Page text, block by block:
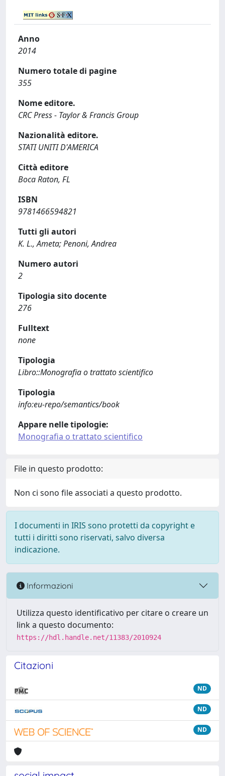
Anno
2014
Numero totale di pagine
355
Nome editore.
CRC Press - Taylor & Francis Group
Nazionalità editore.
STATI UNITI D'AMERICA
Città editore
Boca Raton, FL
ISBN
9781466594821
Tutti gli autori
K. L., Ameta; Penoni, Andrea
Numero autori
2
Tipologia sito docente
276
Fulltext
none
Tipologia
Libro::Monografia o trattato scientifico
Tipologia
info:eu-repo/semantics/book
Appare nelle tipologie:
Monografia o trattato scientifico
File in questo prodotto:
Non ci sono file associati a questo prodotto.
I documenti in IRIS sono protetti da copyright e
tutti i diritti sono riservati, salvo diversa
indicazione.
Informazioni
Utilizza questo identificativo per citare o creare un
link a questo documento:
https://hdl.handle.net/11383/2010924
Citazioni
ND
ND
ND